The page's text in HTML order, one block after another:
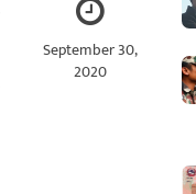
September 30,
2020